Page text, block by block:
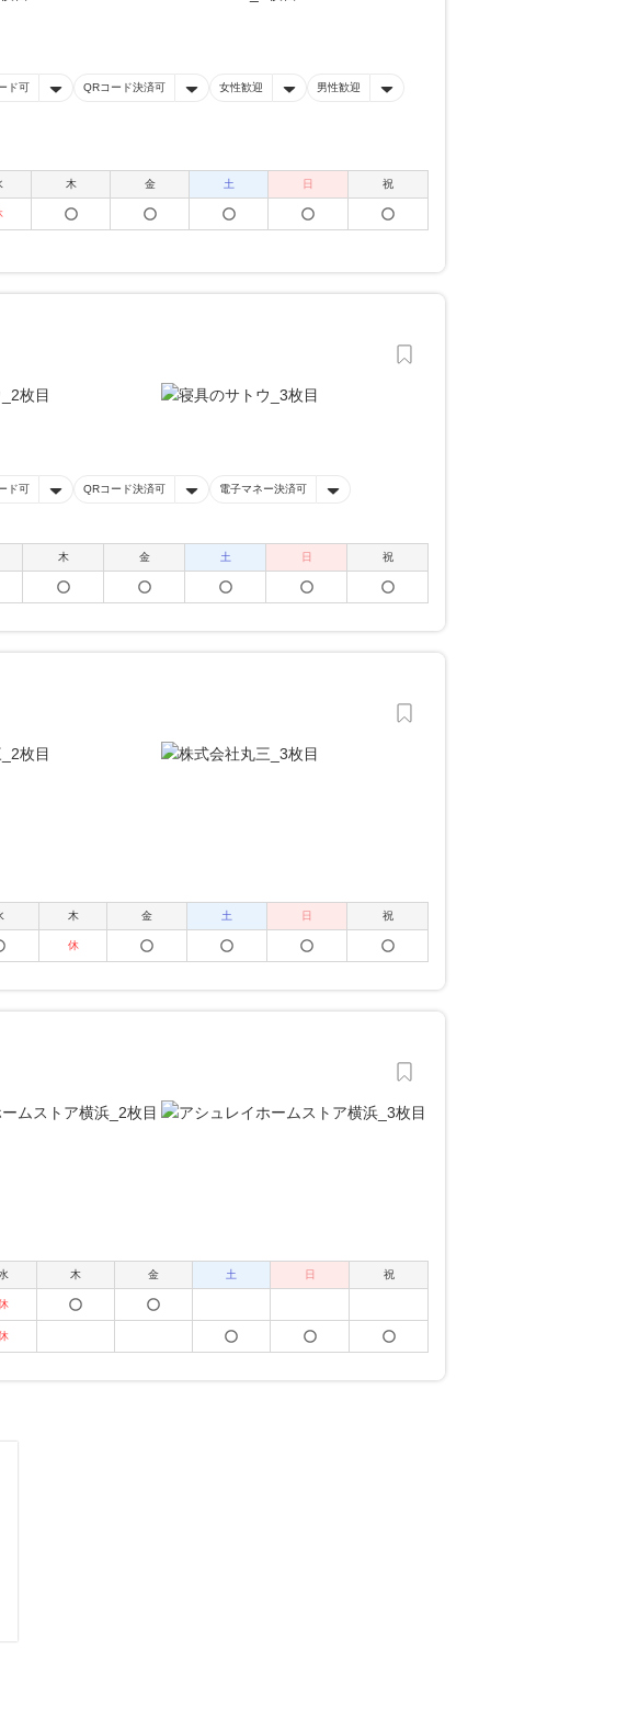
ド可 QRコード決済可 女性歓迎 男性歓迎
木 金 土 日 祝
ド可 QRコード決済可 電子マネー決済可
木 金 土 日 祝
木 金 土 日 祝
休
木 金 土 日 祝